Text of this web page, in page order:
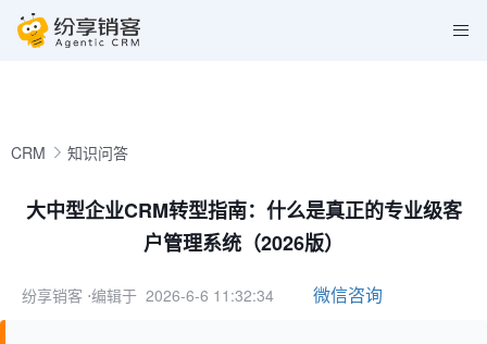
CRM 知识问答
大中型企业CRM转型指南：什么是真正的专业级客
户管理系统（2026版）
纷享销客 ⋅编辑于 2026-6-6 11:32:34 微信咨询